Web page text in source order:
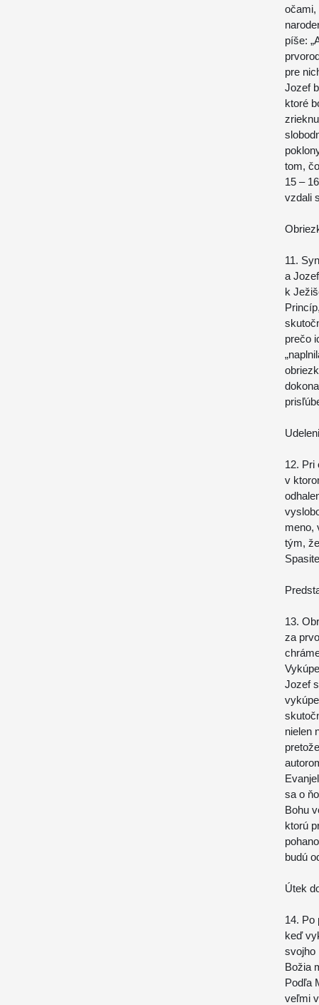
očami,
píše:
pre
Jozef
ktoré
tom,
15 –
vzdali
11.
a
k
prečo
12. Pri
v
meno,
tým,
13.
za
Jozef
nielen
sa o
Bohu
ktorú
budú
Útek
14. Po
keď
svojho
Božia
Podľa
veľmi